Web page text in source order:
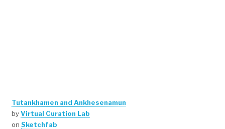
Tutankhamen and Ankhesenamun
byVirtual Curation Lab
on Sketchfab